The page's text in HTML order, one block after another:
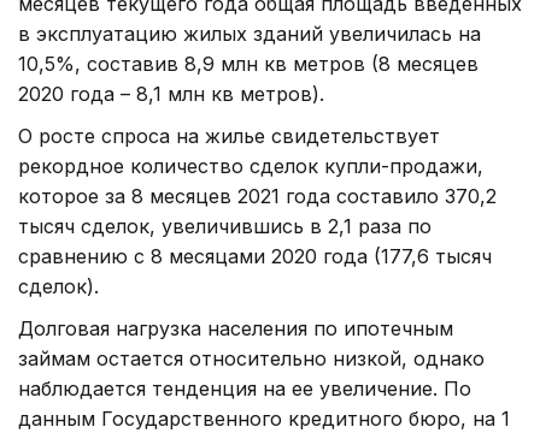
в эксплуатацию жилых зданий увеличилась на
10,5%, составив 8,9 млн кв метров (8 месяцев
2020 года – 8,1 млн кв метров).
О росте спроса на жилье свидетельствует
рекордное количество сделок купли-продажи,
которое за 8 месяцев 2021 года составило 370,2
тысяч сделок, увеличившись в 2,1 раза по
сравнению с 8 месяцами 2020 года (177,6 тысяч
сделок).
Долговая нагрузка населения по ипотечным
займам остается относительно низкой, однако
наблюдается тенденция на ее увеличение. По
данным Государственного кредитного бюро, на 1